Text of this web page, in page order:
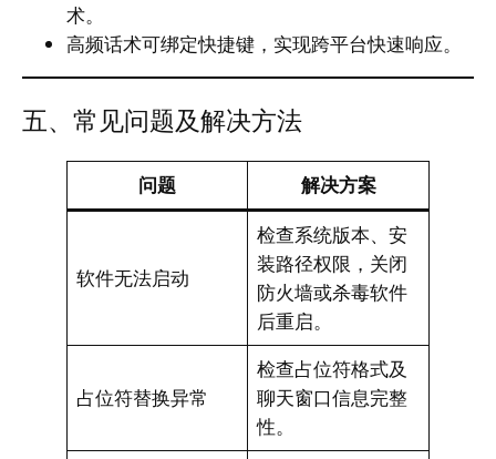
术。
高频话术可绑定快捷键，实现跨平台快速响应。
五、常见问题及解决方法
问题 解决方案
软件无法启动
检查系统版本、安
装路径权限，关闭
防火墙或杀毒软件
后重启。
占位符替换异常
检查占位符格式及
聊天窗口信息完整
性。